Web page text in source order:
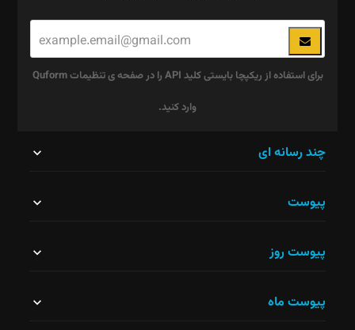
برای استفاده از ریکپچا بایستی کلید API را در صفحه ی تنظیمات Quform
وارد کنید.
نباید
شود.
چند رسانه ای
پیوست
پیوست روز
پیوست ماه